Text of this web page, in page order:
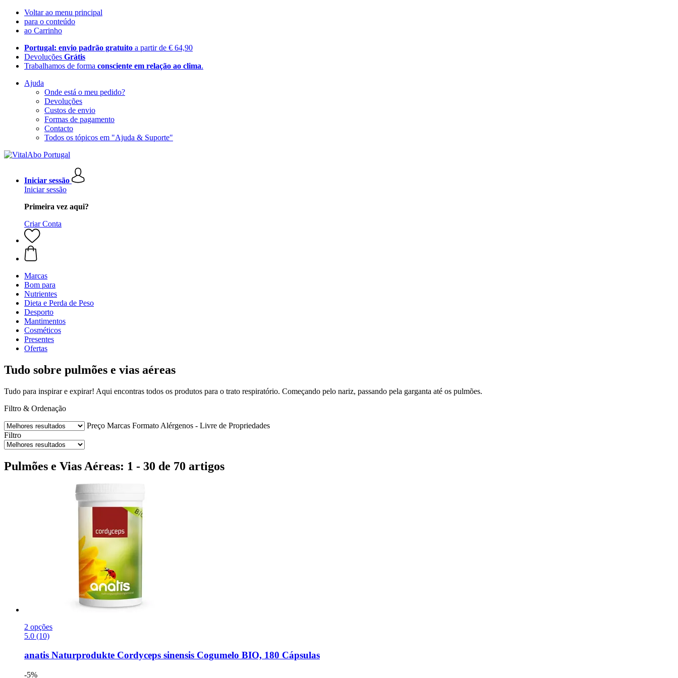
Voltar ao menu principal
para o conteúdo
ao Carrinho
Portugal: envio padrão gratuito a partir de € 64,90
Devoluções Grátis
Trabalhamos de forma consciente em relação ao clima.
Ajuda
Onde está o meu pedido?
Devoluções
Custos de envio
Formas de pagamento
Contacto
Todos os tópicos em "Ajuda & Suporte"
Iniciar sessão
Iniciar sessão
Primeira vez aqui?
Criar Conta
Marcas
Bom para
Nutrientes
Dieta e Perda de Peso
Desporto
Mantimentos
Cosméticos
Presentes
Ofertas
Tudo sobre pulmões e vias aéreas
Tudo para inspirar e expirar! Aqui encontras todos os produtos para o trato respiratório. Começando pelo nariz, passando pela garganta até os pulmões.
Filtro & Ordenação
Preço Marcas Formato Alérgenos - Livre de Propriedades
Filtro
Pulmões e Vias Aéreas: 1 - 30 de 70 artigos
2 opções
5.0 (10)
anatis Naturprodukte Cordyceps sinensis Cogumelo BIO, 180 Cápsulas
-5%